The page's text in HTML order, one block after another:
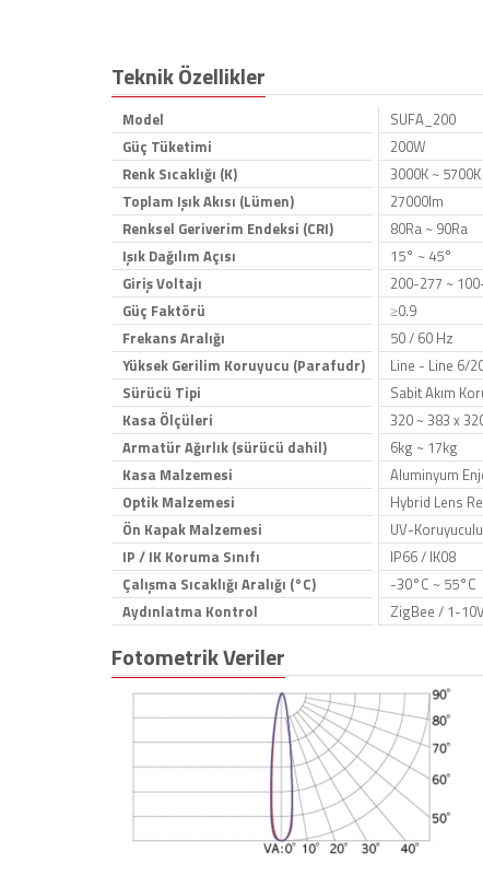
Teknik Özellikler
Model
Güç Tüketimi
Renk Sıcaklığı (K)
Toplam Işık Akısı (Lümen)
Renksel Geriverim Endeksi (CRI)
Işık Dağılım Açısı
Giriş Voltajı
Güç Faktörü
Frekans Aralığı
Yüksek Gerilim Koruyucu (Parafudr)
Sürücü Tipi
Kasa Ölçüleri
Armatür Ağırlık (sürücü dahil)
Kasa Malzemesi
Optik Malzemesi
Ön Kapak Malzemesi
IP / IK Koruma Sınıfı
Çalışma Sıcaklığı Aralığı (°C)
Aydınlatma Kontrol
SUFA_200
200W
3000K ~ 5700K
27000lm
80Ra ~ 90Ra
15° ~ 45°
200-277 ~
≥0.9
50 / 60 Hz
Line - Line 6/
Sabit Akım
320 ~ 383 x
6kg ~ 17kg
Aluminyum
Hybrid Lens
UV-
IP66 / IK08
-30°C ~ 55°C
ZigBee / 1-
Fotometrik Veriler